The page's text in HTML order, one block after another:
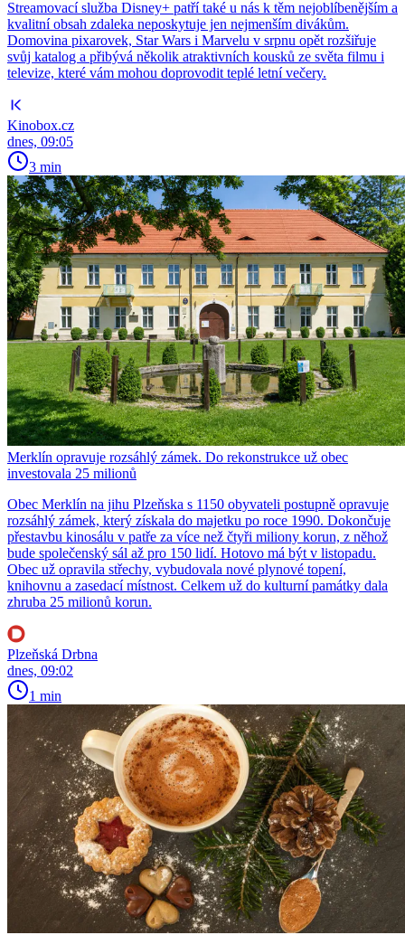
Streamovací služba Disney+ patří také u nás k těm nejoblíbenějším a
kvalitní obsah zdaleka neposkytuje jen nejmenším divákům.
Domovina pixarovek, Star Wars i Marvelu v srpnu opět rozšiřuje
svůj katalog a přibývá několik atraktivních kousků ze světa filmu i
televize, které vám mohou doprovodit teplé letní večery.
Kinobox.cz
dnes, 09:05
3 min
Merklín opravuje rozsáhlý zámek. Do rekonstrukce už obec
investovala 25 milionů
Obec Merklín na jihu Plzeňska s 1150 obyvateli postupně opravuje
rozsáhlý zámek, který získala do majetku po roce 1990. Dokončuje
přestavbu kinosálu v patře za více než čtyři miliony korun, z něhož
bude společenský sál až pro 150 lidí. Hotovo má být v listopadu.
Obec už opravila střechy, vybudovala nové plynové topení,
knihovnu a zasedací místnost. Celkem už do kulturní památky dala
zhruba 25 milionů korun.
Plzeňská Drbna
dnes, 09:02
1 min